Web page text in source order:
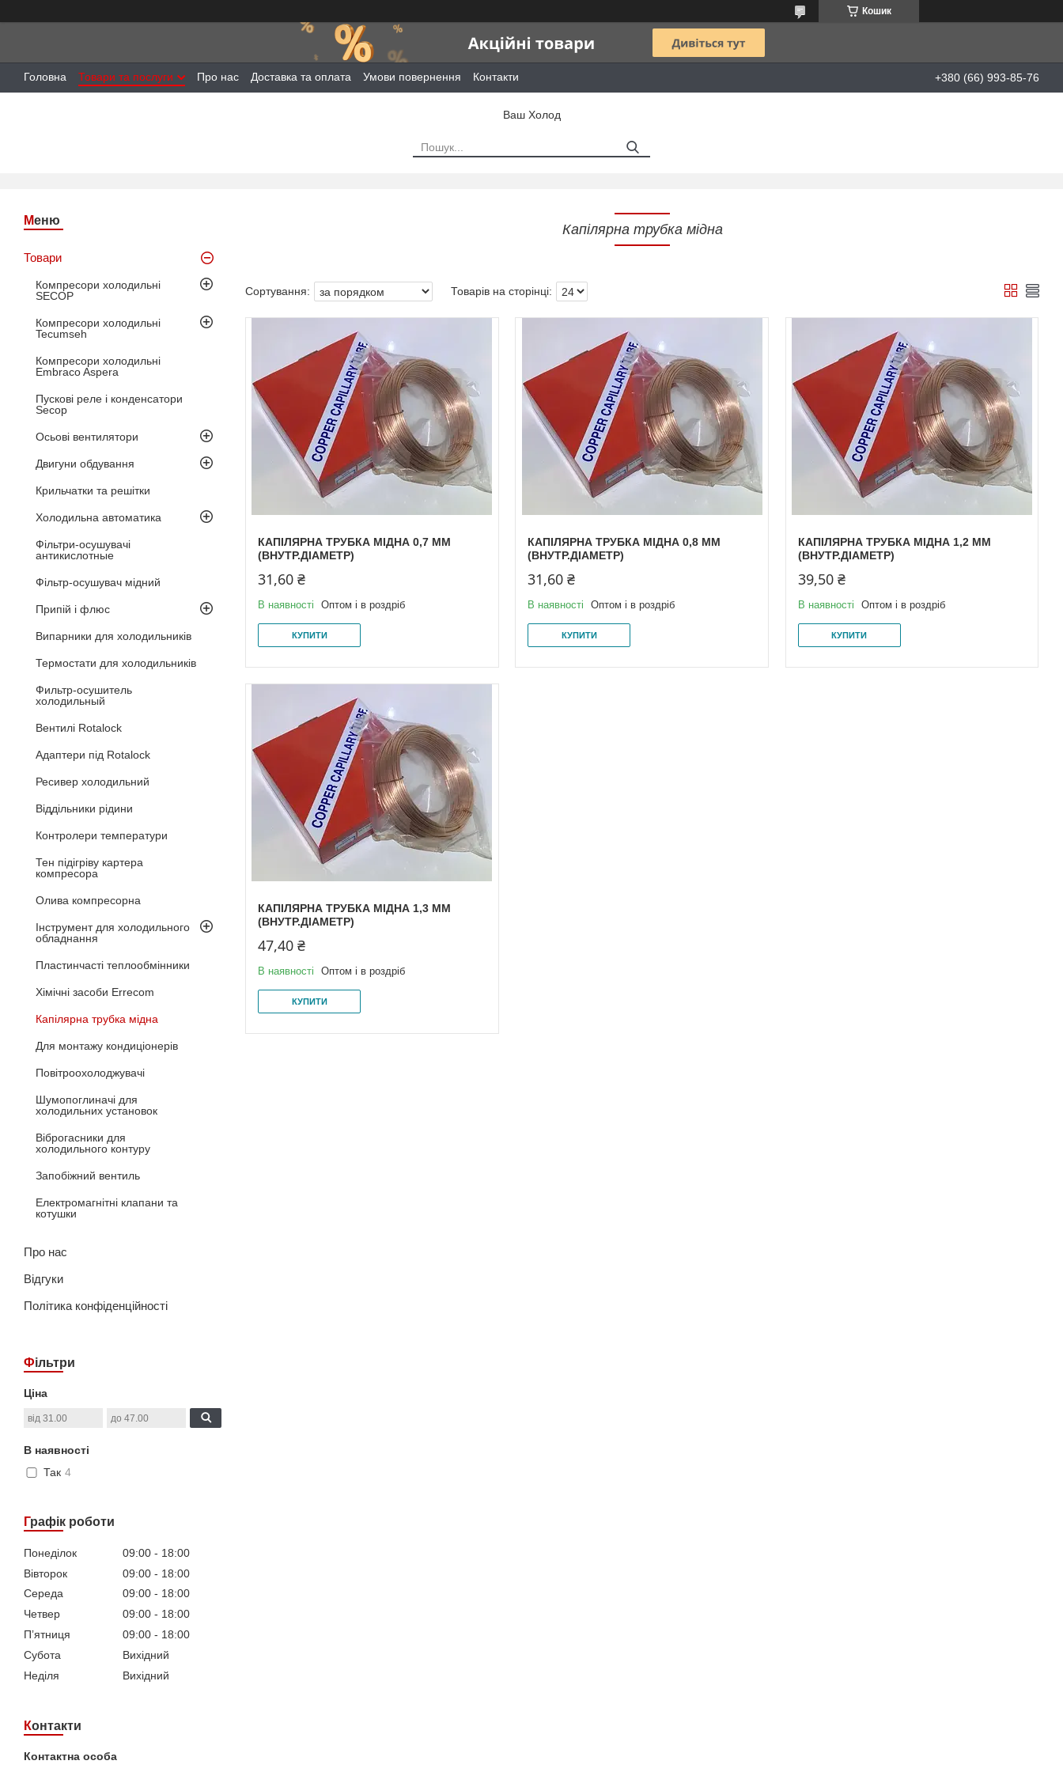
Кошик
Головна Товари та послуги Про нас Доставка та оплата Умови повернення Контакти +380 (66) 993-85-76
Ваш Холод
Товари
Компресори холодильні
SECOP
Компресори холодильні
Tecumseh
Компресори холодильні
Embraco Aspera
Пускові реле і конденсатори
Secop
Осьові вентилятори
Двигуни обдування
Крильчатки та решітки
Холодильна автоматика
Фільтри-осушувачі
антикислотные
Фільтр-осушувач мідний
Припій і флюс
Випарники для холодильників
Термостати для холодильників
Фильтр-осушитель
холодильный
Вентилі Rotalock
Адаптери під Rotalock
Ресивер холодильний
Віддільники рідини
Контролери температури
Тен підігріву картера
компресора
Олива компресорна
Інструмент для холодильного
обладнання
Пластинчасті теплообмінники
Хімічні засоби Errecom
Капілярна трубка мідна
Для монтажу кондиціонерів
Повітроохолоджувачі
Шумопоглиначі для
холодильних установок
Віброгасники для
холодильного контуру
Запобіжний вентиль
Електромагнітні клапани та
котушки
Про нас
Відгуки
Політика конфіденційності
Фільтри
Ціна
В наявності
Так 4
Графік роботи
Понеділок 09:00
18:00
Вівторок
09:00
18:00
Середа
09:00
18:00
Четвер
09:00
18:00
Пʼятниця
09:00
18:00
Субота
Вихідний
Неділя
Вихідний
Контакти
Капілярна трубка мідна
КАПІЛЯРНА ТРУБКА МІДНА 0,7 ММ
(ВНУТР.ДІАМЕТР)
31,60 ₴
В наявності Оптом і в роздріб
КУПИТИ
КАПІЛЯРНА ТРУБКА МІДНА 0,8 ММ
(ВНУТР.ДІАМЕТР)
31,60 ₴
В наявності Оптом і в роздріб
КУПИТИ
КАПІЛЯРНА ТРУБКА МІДНА 1,2 ММ
(ВНУТР.ДІАМЕТР)
39,50 ₴
В наявності Оптом і в роздріб
КУПИТИ
КАПІЛЯРНА ТРУБКА МІДНА 1,3 ММ
(ВНУТР.ДІАМЕТР)
47,40 ₴
В наявності Оптом і в роздріб
КУПИТИ